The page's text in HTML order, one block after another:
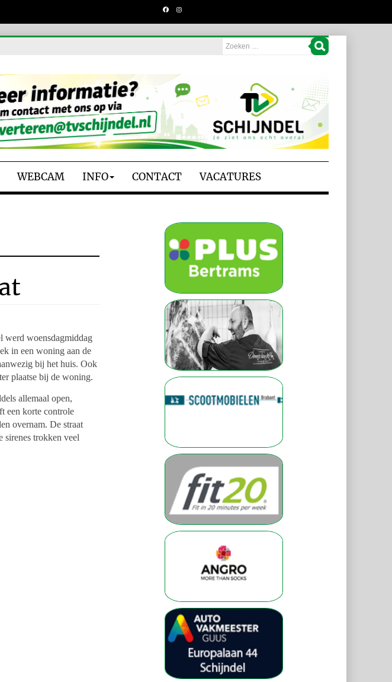
WEBCAM INFO CONTACT VACATURES
werd woensdagmiddag
in een woning aan de
bij het huis. Ook
plaatse bij de woning.
allemaal open,
een korte controle
overnam. De straat
sirenes trokken veel